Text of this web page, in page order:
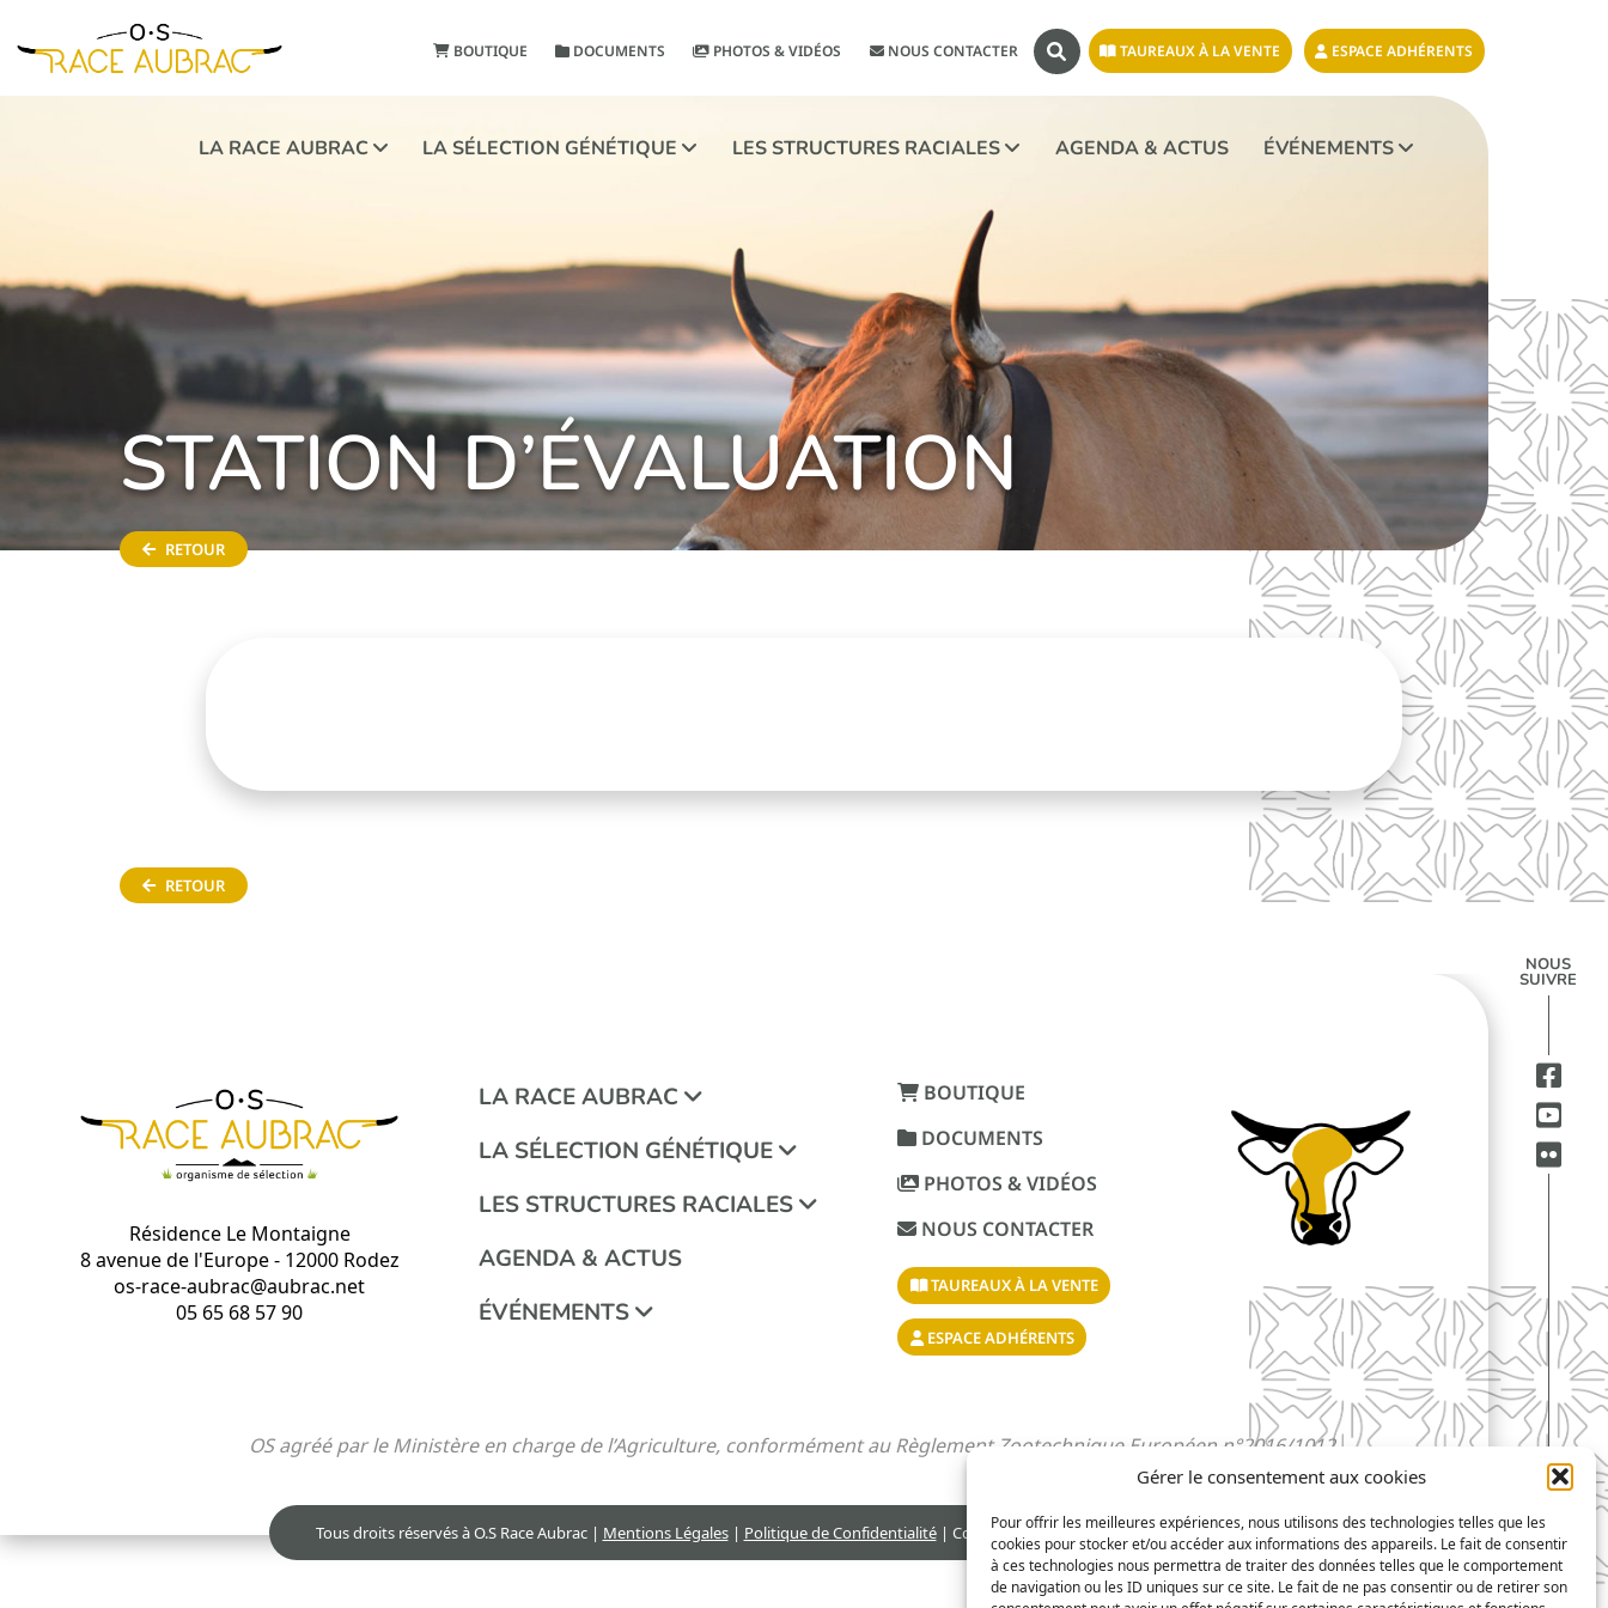
Gérer le consentement aux cookies
Pour offrir les meilleures expériences, nous utilisons des technologies telles que les
cookies pour stocker et/ou accéder aux informations des appareils. Le fait de consentir
à ces technologies nous permettra de traiter des données telles que le comportement
de navigation ou les ID uniques sur ce site. Le fait de ne pas consentir ou de retirer son
BOUTIQUE DOCUMENTS PHOTOS & VIDÉOS NOUS CONTACTER TAUREAUX À LA VENTE ESPACE ADHÉRENTS
LA RACE AUBRAC LA SÉLECTION GÉNÉTIQUE LES STRUCTURES RACIALES AGENDA & ACTUS ÉVÉNEMENTS
NOUS
SUIVRE
STATION D’ÉVALUATION
RETOUR
RETOUR
Résidence Le Montaigne
8 avenue de l'Europe - 12000 Rodez
os-race-aubrac@aubrac.net
05 65 68 57 90
LA RACE AUBRAC
LA SÉLECTION GÉNÉTIQUE
LES STRUCTURES RACIALES
AGENDA & ACTUS
ÉVÉNEMENTS
BOUTIQUE
DOCUMENTS
PHOTOS & VIDÉOS
NOUS CONTACTER
TAUREAUX À LA VENTE
ESPACE ADHÉRENTS
OS agréé par le Ministère en charge de l’Agriculture, conformément au Règlement Zootechnique Européen n°2016/1012
Tous droits réservés à O.S Race Aubrac | Mentions Légales| Politique de Confidentialité| Conception & Développement :AFA-Multimedia